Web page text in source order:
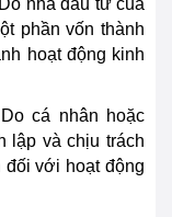
nhà đầu tư của
phần vốn thành
hoạt động kinh
cá nhân hoặc
lập và chịu trách
đối với hoạt động